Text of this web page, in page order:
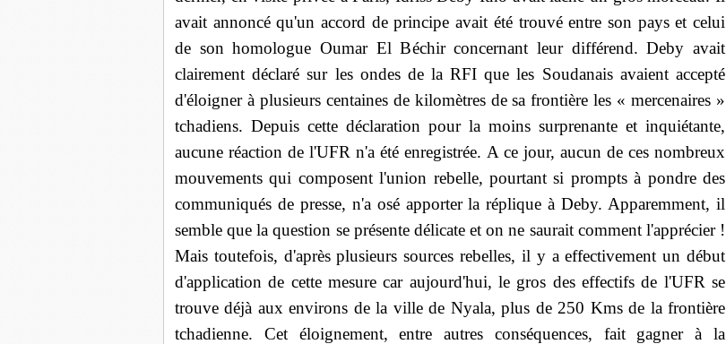
avait annoncé qu'un accord de principe avait été trouvé entre son pays et celui
de son homologue Oumar El Béchir concernant leur différend. Deby avait
clairement déclaré sur les ondes de la RFI que les Soudanais avaient accepté
d'éloigner à plusieurs centaines de kilomètres de sa frontière les « mercenaires »
tchadiens. Depuis cette déclaration pour la moins surprenante et inquiétante,
aucune réaction de l'UFR n'a été enregistrée. A ce jour, aucun de ces nombreux
mouvements qui composent l'union rebelle, pourtant si prompts à pondre des
communiqués de presse, n'a osé apporter la réplique à Deby. Apparemment, il
semble que la question se présente délicate et on ne saurait comment l'apprécier !
Mais toutefois, d'après plusieurs sources rebelles, il y a effectivement un début
d'application de cette mesure car aujourd'hui, le gros des effectifs de l'UFR se
trouve déjà aux environs de la ville de Nyala, plus de 250 Kms de la frontière
tchadienne. Cet éloignement, entre autres conséquences, fait gagner à la